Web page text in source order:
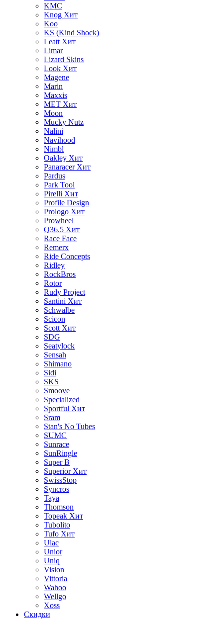
KMC
Knog Хит
Koo
KS (Kind Shock)
Leatt Хит
Limar
Lizard Skins
Look Хит
Magene
Marin
Maxxis
MET Хит
Moon
Mucky Nutz
Nalini
Navihood
Nimbl
Oakley Хит
Panaracer Хит
Pardus
Park Tool
Pirelli Хит
Profile Design
Prologo Хит
Prowheel
Q36.5 Хит
Race Face
Remerx
Ride Concepts
Ridley
RockBros
Rotor
Rudy Project
Santini Хит
Schwalbe
Scicon
Scott Хит
SDG
Seatylock
Sensah
Shimano
Sidi
SKS
Smoove
Specialized
Sportful Хит
Sram
Stan's No Tubes
SUMC
Sunrace
SunRingle
Super B
Superior Хит
SwissStop
Syncros
Taya
Thomson
Topeak Хит
Tubolito
Tufo Хит
Ulac
Unior
Uniq
Vision
Vittoria
Wahoo
Wellgo
Xoss
Скидки